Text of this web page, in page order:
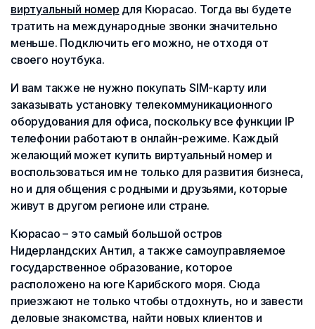
виртуальный номер для Кюрасао. Тогда вы будете
тратить на международные звонки значительно
меньше. Подключить его можно, не отходя от
своего ноутбука.
И вам также не нужно покупать SIM-карту или
заказывать установку телекоммуникационного
оборудования для офиса, поскольку все функции IP
телефонии работают в онлайн-режиме. Каждый
желающий может купить виртуальный номер и
воспользоваться им не только для развития бизнеса,
но и для общения с родными и друзьями, которые
живут в другом регионе или стране.
Кюрасао – это самый большой остров
Нидерландских Антил, а также самоуправляемое
государственное образование, которое
расположено на юге Карибского моря. Сюда
приезжают не только чтобы отдохнуть, но и завести
деловые знакомства, найти новых клиентов и